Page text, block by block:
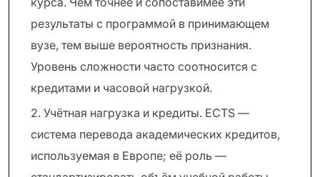
результаты с программой в принимающем
вузе, тем выше вероятность признания.
Уровень сложности часто соотносится с
кредитами и часовой нагрузкой.
2. Учётная нагрузка и кредиты. ECTS —
система перевода академических кредитов,
используемая в Европе; её роль —